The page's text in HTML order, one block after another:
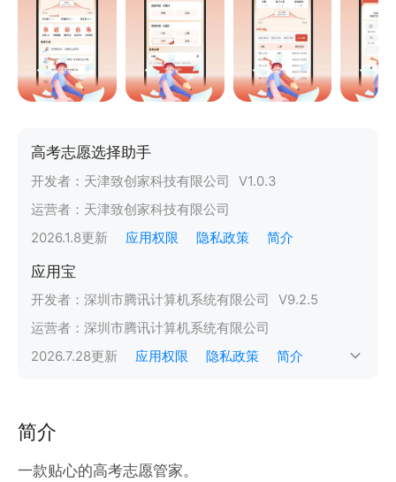
高考志愿选择助手
开发者： 天津致创家科技有限公司 V1.0.3
运营者： 天津致创家科技有限公司
2026.1.8更新 应用权限 隐私政策 简介
应用宝
开发者： 深圳市腾讯计算机系统有限公司 V9.2.5
运营者： 深圳市腾讯计算机系统有限公司
2026.7.28更新 应用权限 隐私政策 简介
简介
一款贴心的高考志愿管家。